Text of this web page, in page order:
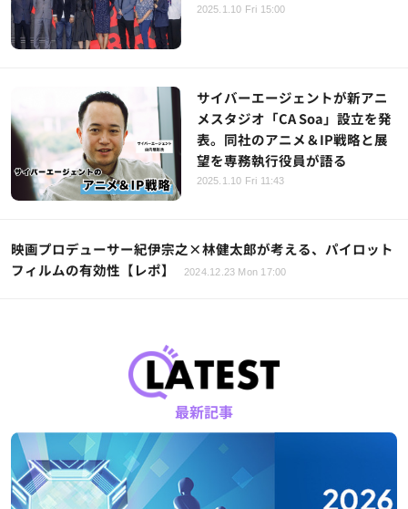
2025.1.10 Fri 15:00
サイバーエージェントが新アニ
メスタジオ「CA Soa」設立を発
表。同社のアニメ＆IP戦略と展
望を専務執行役員が語る
2025.1.10 Fri 11:43
映画プロデューサー紀伊宗之×林健太郎が考える、パイロット
フィルムの有効性【レポ】
2024.12.23 Mon 17:00
最新記事